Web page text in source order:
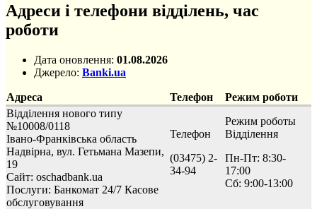
Адреси і телефони відділень, час
роботи
Дата оновлення: 01.08.2026
Джерело: Banki.ua
Адреса Телефон
Режим роботи
Відділення нового типу
№10008/0118
Івано-Франківська область
Надвірна, вул. Гетьмана Мазепи,
19
Сайт: oschadbank.ua
Послуги: Банкомат 24/7 Касове
обслуговування
Телефон
(03475) 2-
34-94
Режим роботы
Відділення
Пн-Пт: 8:30-
17:00
Сб: 9:00-13:00